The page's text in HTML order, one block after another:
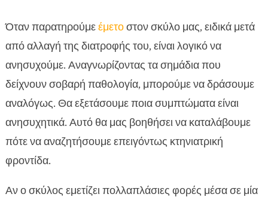
Όταν παρατηρούμεέμετοστον σκύλο μας, ειδικά μετά
από αλλαγή της διατροφής του, είναι λογικό να
ανησυχούμε. Αναγνωρίζοντας τα σημάδια που
δείχνουν σοβαρή παθολογία, μπορούμε να δράσουμε
αναλόγως. Θα εξετάσουμε ποια συμπτώματα είναι
ανησυχητικά. Αυτό θα μας βοηθήσει να καταλάβουμε
πότε να αναζητήσουμε επειγόντως κτηνιατρική
φροντίδα.
Αν ο σκύλος εμετίζει πολλαπλάσιες φορές μέσα σε μία